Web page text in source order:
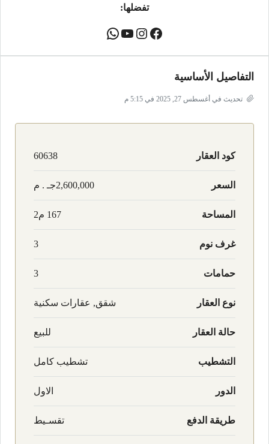
تفضلها:
التفاصيل الأساسية
تحديث في أغسطس 27, 2025 في 5:15 م
كود العقار 60638
السعر 2,600,000جـ . م
المساحة 167 م2
غرف نوم 3
حمامات 3
نوع العقار شقق, عقارات سكنية
حالة العقار للبيع
التشطيب تشطيب كامل
الدور الاول
طريقة الدفع تقسـيط